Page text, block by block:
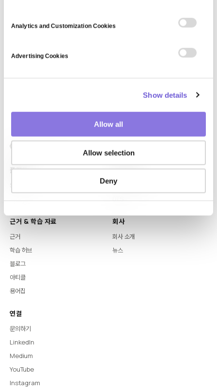
Analytics and Customization Cookies
Advertising Cookies
Show details
Allow all
Allow selection
Deny
플랫폼 핵심 역량
LLM Capsule
근거 & 학습 자료
근거
학습 허브
블로그
아티클
용어집
회사
회사 소개
뉴스
연결
문의하기
LinkedIn
Medium
YouTube
Instagram